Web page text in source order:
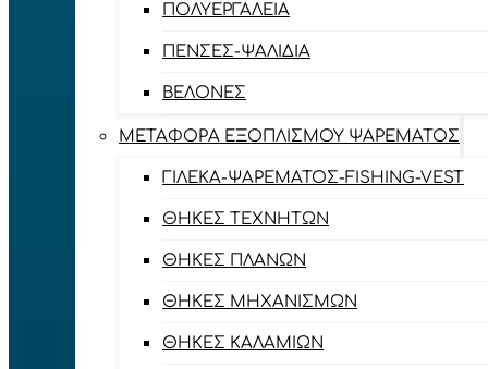
ΠΟΛΥΕΡΓΑΛΕΊΑ
ΠΈΝΣΕΣ-ΨΑΛΊΔΙΑ
ΒΕΛΌΝΕΣ
ΜΕΤΑΦΟΡΆ ΕΞΟΠΛΙΣΜΟΎ ΨΑΡΈΜΑΤΟΣ
ΓΙΛΈΚΑ-ΨΑΡΈΜΑΤΟΣ-FISHING-VEST
ΘΉΚΕΣ ΤΕΧΝΗΤΏΝ
ΘΉΚΕΣ ΠΛΆΝΩΝ
ΘΉΚΕΣ ΜΗΧΑΝΙΣΜΏΝ
ΘΉΚΕΣ ΚΑΛΑΜΙΏΝ